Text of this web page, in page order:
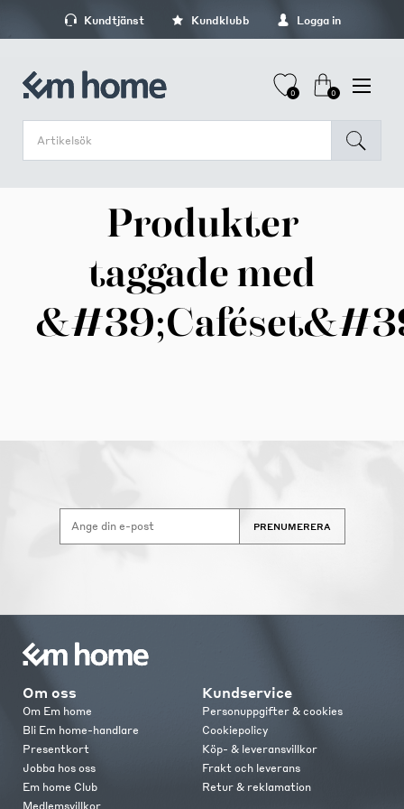
Kundtjänst Kundklubb Logga in
0 0
Produkter
taggade med
PRENUMERERA
Om oss
Om Em home
Bli Em home-handlare
Presentkort
Jobba hos oss
Em home Club
Medlemsvillkor
Kundservice
Personuppgifter & cookies
Cookiepolicy
Köp- & leveransvillkor
Frakt och leverans
Retur & reklamation